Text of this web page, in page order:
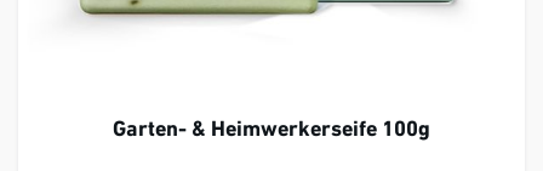
Garten- & Heimwerkerseife 100g